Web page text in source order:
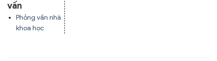
vấn
Phỏng vấn nhà
khoa học